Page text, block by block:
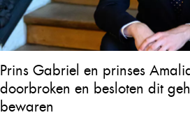
Prins Gabriel en prinses
doorbroken en besloten dit
bewaren